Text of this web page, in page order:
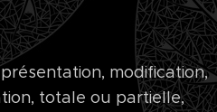
modification,
totale ou partielle,